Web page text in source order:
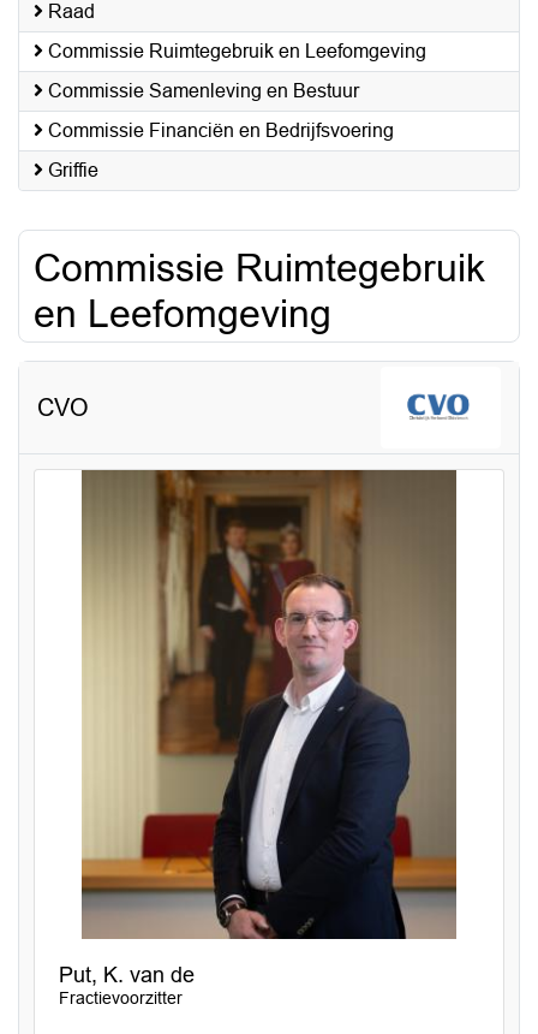
Raad
Commissie Ruimtegebruik en Leefomgeving
Commissie Samenleving en Bestuur
Commissie Financiën en Bedrijfsvoering
Griffie
Commissie Ruimtegebruik
en Leefomgeving
CVO
Put, K. van de
Fractievoorzitter